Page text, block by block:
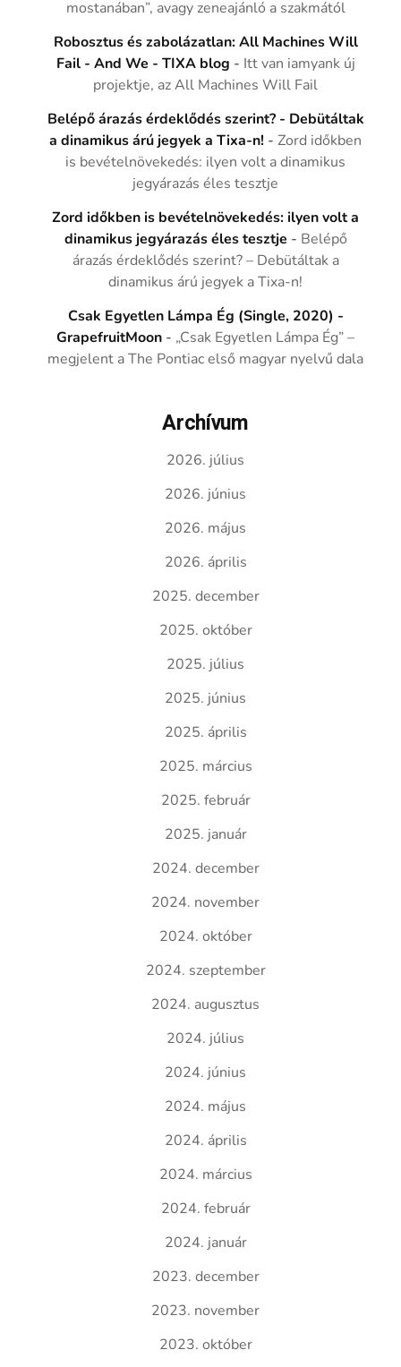
mostanában”, avagy zeneajánló a szakmától
Robosztus és zabolázatlan: All Machines Will
Fail - And We - TIXA blog - Itt van iamyank új
projektje, az All Machines Will Fail
Belépő árazás érdeklődés szerint? - Debütáltak
a dinamikus árú jegyek a Tixa-n! -Zord időkben
is bevételnövekedés: ilyen volt a dinamikus
jegyárazás éles tesztje
Zord időkben is bevételnövekedés: ilyen volt a
dinamikus jegyárazás éles tesztje - Belépő
árazás érdeklődés szerint? – Debütáltak a
dinamikus árú jegyek a Tixa-n!
Csak Egyetlen Lámpa Ég (Single, 2020) -
GrapefruitMoon - „Csak Egyetlen Lámpa Ég” –
megjelent a The Pontiac első magyar nyelvű dala
Archívum
2026. július
2026. június
2026. május
2026. április
2025. december
2025. október
2025. július
2025. június
2025. április
2025. március
2025. február
2025. január
2024. december
2024. november
2024. október
2024. szeptember
2024. augusztus
2024. július
2024. június
2024. május
2024. április
2024. március
2024. február
2024. január
2023. december
2023. november
2023. október